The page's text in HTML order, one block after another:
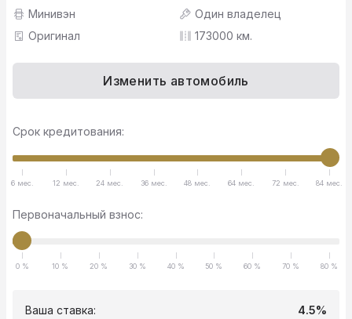
Минивэн
Один владелец
Оригинал
173000 км.
Изменить автомобиль
Срок кредитования:
6 мес. 12 мес. 24 мес. 36 мес. 48 мес. 64 мес. 72 мес. 84 мес.
Первоначальный взнос:
0 % 10 % 20 % 30 % 40 % 50 % 60 % 70 % 80 %
Ваша ставка: 4.5%